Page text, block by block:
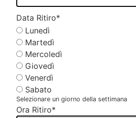
Data Ritiro*
Lunedì
Martedì
Mercoledì
Giovedì
Venerdì
Sabato
Selezionare un giorno della settimana
Ora Ritiro*